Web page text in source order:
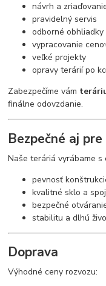
návrh a
pravidelný servis
odborné
vypracovanie
veľké projekty
opravy terárií po
Zabezpečíme vám
finálne odovzdanie.
Bezpečné aj
Naše teráriá vyrábame s
pevnosť
kvalitné sklo a
bezpečné
stabilitu a dlhú
Doprava
Výhodné ceny rozvozu: